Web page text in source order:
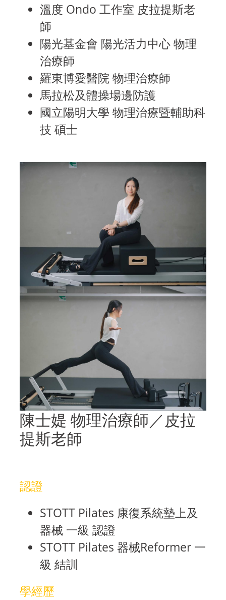
溫度 Ondo 工作室 皮拉提斯老
師
陽光基金會 陽光活力中心 物理
治療師
羅東博愛醫院 物理治療師
馬拉松及體操場邊防護
國立陽明大學 物理治療暨輔助科
技 碩士
陳士媞 物理治療師／皮拉
提斯老師
認證
STOTT Pilates 康復系統墊上及
器械 一級 認證
STOTT Pilates 器械Reformer 一
級 結訓
學經歷